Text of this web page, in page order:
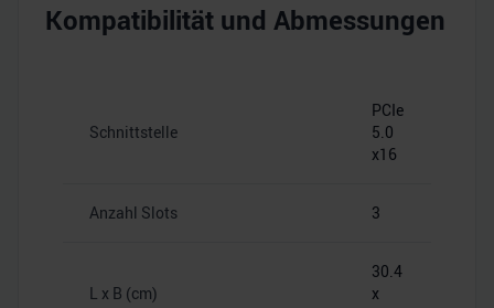
Kompatibilität und Abmessungen
Schnittstelle
PCIe
5.0
x16
Anzahl Slots 3
L x B (cm)
30.4
x